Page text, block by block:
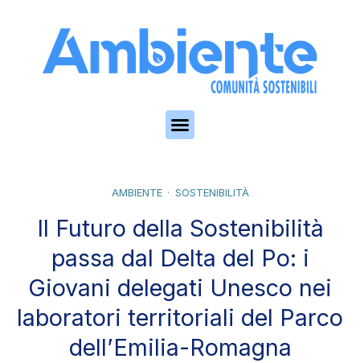
AMBIENTE SOSTENIBILITÀ
Il Futuro della Sostenibilità
passa dal Delta del Po: i
Giovani delegati Unesco nei
laboratori territoriali del Parco
dell’Emilia-Romagna